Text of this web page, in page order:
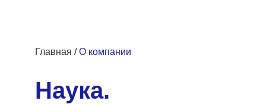
Наука.
Главная /О компании